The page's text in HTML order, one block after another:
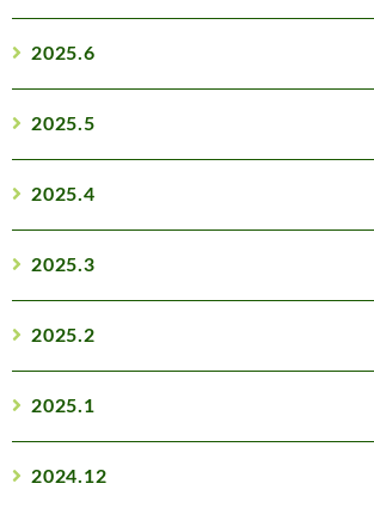
2025.6
2025.5
2025.4
2025.3
2025.2
2025.1
2024.12